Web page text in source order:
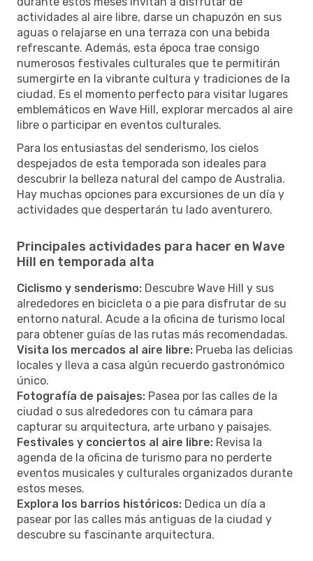
actividades al aire libre, darse un chapuzón en sus
aguas o relajarse en una terraza con una bebida
refrescante. Además, esta época trae consigo
numerosos festivales culturales que te permitirán
sumergirte en la vibrante cultura y tradiciones de la
ciudad. Es el momento perfecto para visitar lugares
emblemáticos en Wave Hill, explorar mercados al aire
libre o participar en eventos culturales.
Para los entusiastas del senderismo, los cielos
despejados de esta temporada son ideales para
descubrir la belleza natural del campo de Australia.
Hay muchas opciones para excursiones de un día y
actividades que despertarán tu lado aventurero.
Principales actividades para hacer en Wave
Hill en temporada alta
Ciclismo y senderismo: Descubre Wave Hill y sus
alrededores en bicicleta o a pie para disfrutar de su
entorno natural. Acude a la oficina de turismo local
para obtener guías de las rutas más recomendadas.
Visita los mercados al aire libre: Prueba las delicias
locales y lleva a casa algún recuerdo gastronómico
único.
Fotografía de paisajes: Pasea por las calles de la
ciudad o sus alrededores con tu cámara para
capturar su arquitectura, arte urbano y paisajes.
Festivales y conciertos al aire libre: Revisa la
agenda de la oficina de turismo para no perderte
eventos musicales y culturales organizados durante
estos meses.
Explora los barrios históricos: Dedica un día a
pasear por las calles más antiguas de la ciudad y
descubre su fascinante arquitectura.